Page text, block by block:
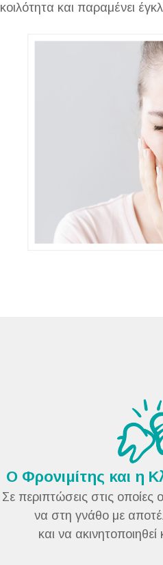
κοιλότητα και παραμένει
O Φρονιμίτης και η
Σε περιπτώσεις στις οποίες
να στη γνάθο με
και να